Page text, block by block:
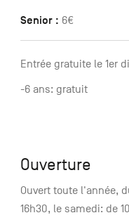
Senior : 6€
Entrée gratuite le 1er
-6 ans: gratuit
Ouverture
Ouvert toute l'année,
16h30, le samedi: de